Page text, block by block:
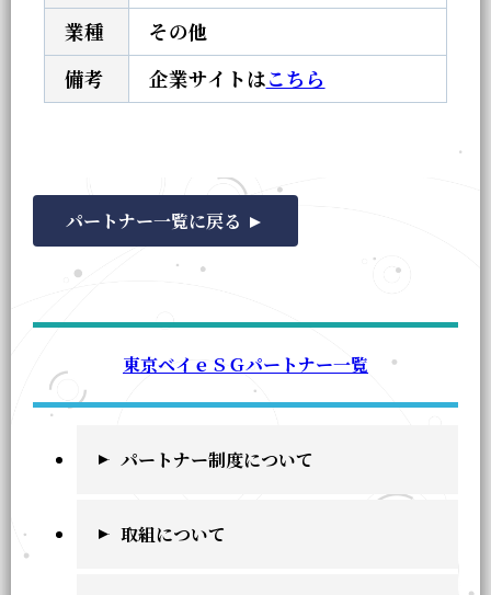
東京ベイｅＳＧパートナー一覧
パートナー制度について
取組について
業種
その他
備考
企業サイトはこちら
パートナー一覧に戻る